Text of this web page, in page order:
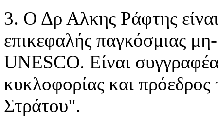
3. Ο Δρ Αλκης Ράφτης
επικεφαλής παγκόσμιας
UNESCO. Είναι
κυκλοφορίας και
Στράτου".